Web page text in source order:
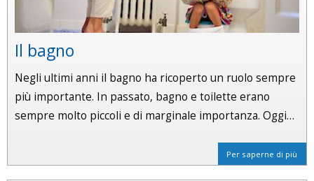
Il bagno
Negli ultimi anni il bagno ha ricoperto un ruolo sempre
più importante. In passato, bagno e toilette erano
sempre molto piccoli e di marginale importanza. Oggi…
Per saperne di più